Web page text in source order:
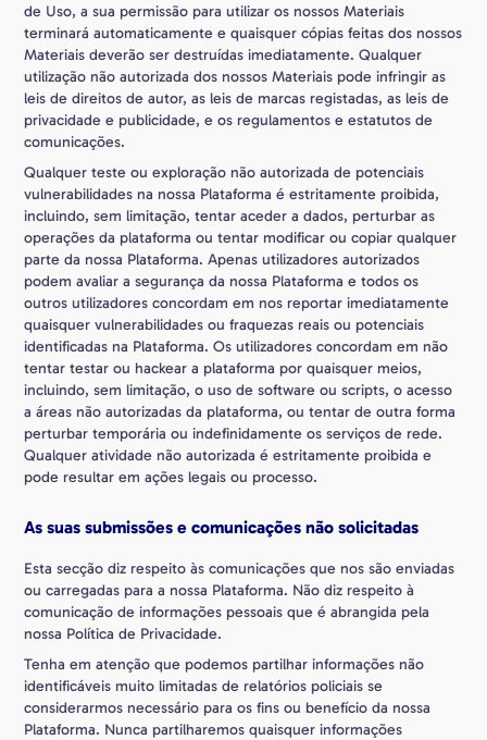
de Uso, a sua permissão para utilizar os nossos Materiais
terminará automaticamente e quaisquer cópias feitas dos nossos
Materiais deverão ser destruídas imediatamente. Qualquer
utilização não autorizada dos nossos Materiais pode infringir as
leis de direitos de autor, as leis de marcas registadas, as leis de
privacidade e publicidade, e os regulamentos e estatutos de
comunicações.
Qualquer teste ou exploração não autorizada de potenciais
vulnerabilidades na nossa Plataforma é estritamente proibida,
incluindo, sem limitação, tentar aceder a dados, perturbar as
operações da plataforma ou tentar modificar ou copiar qualquer
parte da nossa Plataforma. Apenas utilizadores autorizados
podem avaliar a segurança da nossa Plataforma e todos os
outros utilizadores concordam em nos reportar imediatamente
quaisquer vulnerabilidades ou fraquezas reais ou potenciais
identificadas na Plataforma. Os utilizadores concordam em não
tentar testar ou hackear a plataforma por quaisquer meios,
incluindo, sem limitação, o uso de software ou scripts, o acesso
a áreas não autorizadas da plataforma, ou tentar de outra forma
perturbar temporária ou indefinidamente os serviços de rede.
Qualquer atividade não autorizada é estritamente proibida e
pode resultar em ações legais ou processo.
As suas submissões e comunicações não solicitadas
Esta secção diz respeito às comunicações que nos são enviadas
ou carregadas para a nossa Plataforma. Não diz respeito à
comunicação de informações pessoais que é abrangida pela
nossa Política de Privacidade.
Tenha em atenção que podemos partilhar informações não
identificáveis muito limitadas de relatórios policiais se
considerarmos necessário para os fins ou benefício da nossa
Plataforma. Nunca partilharemos quaisquer informações